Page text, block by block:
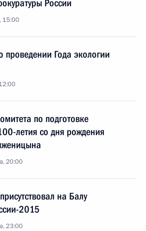
России
15:00
проведении Года экологии
по подготовке
летия со дня рождения
20:00
на Балу
2015
23:00